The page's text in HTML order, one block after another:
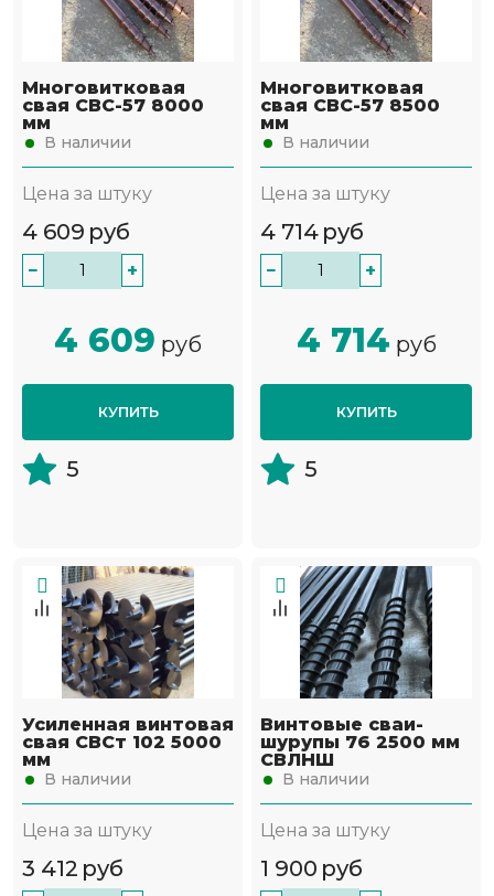
Многовитковая
свая СВС-57 8000
мм
В наличии
Цена за штуку
4 609 руб
− +
4 609 руб
КУПИТЬ
5
Многовитковая
свая СВС-57 8500
мм
В наличии
Цена за штуку
4 714 руб
− +
4 714 руб
КУПИТЬ
5
Усиленная винтовая
свая СВСт 102 5000
мм
В наличии
Цена за штуку
3 412 руб
Винтовые сваи-
шурупы 76 2500 мм
СВЛНШ
В наличии
Цена за штуку
1 900 руб